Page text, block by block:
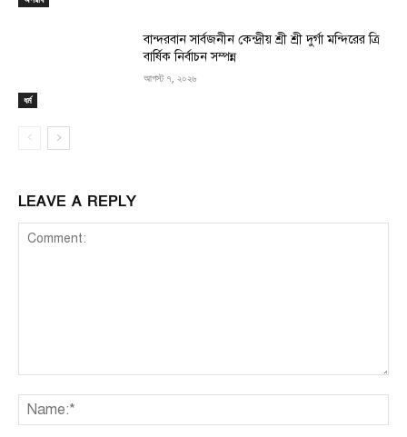
ধর্ম
বান্দরবান সার্বজনীন কেন্দ্রীয় শ্রী শ্রী দুর্গা মন্দিরের ত্রি
বার্ষিক নির্বাচন সম্পন্ন
আগস্ট ৭, ২০২৬
LEAVE A REPLY